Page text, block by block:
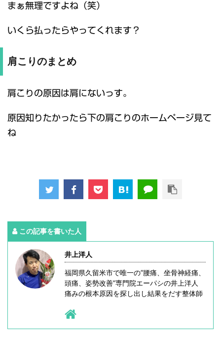
まぁ無理ですよね（笑）
いくら払ったらやってくれます？
肩こりのまとめ
肩こりの原因は肩にないっす。
原因知りたかったら下の肩こりのホームページ見て
ね
この記事を書いた人
井上洋人
福岡県久留米市で唯一の”腰痛、坐骨神経痛、
頭痛、姿勢改善”専門院エーパシの井上洋人
痛みの根本原因を探し出し結果をだす整体師